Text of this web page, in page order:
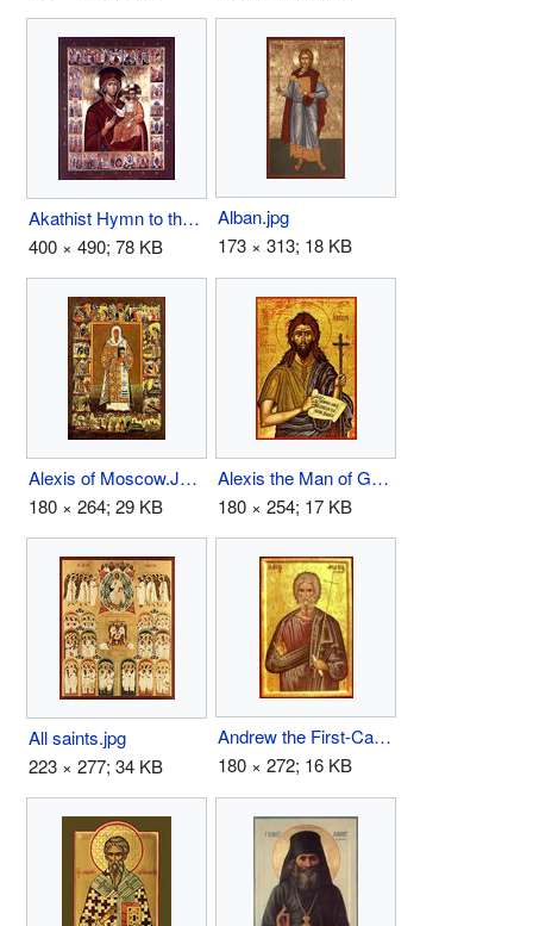
Akathist Hymn to the Theotokos icon.jpg
400 × 490; 78 KB
Alban.jpg
173 × 313; 18 KB
Alexis of Moscow.JPG
180 × 264; 29 KB
Alexis the Man of God.jpg
180 × 254; 17 KB
All saints.jpg
223 × 277; 34 KB
Andrew the First-Called.jpg
180 × 272; 16 KB